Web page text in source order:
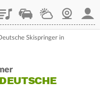
StaupilotWetterWebcam
Skispringer in